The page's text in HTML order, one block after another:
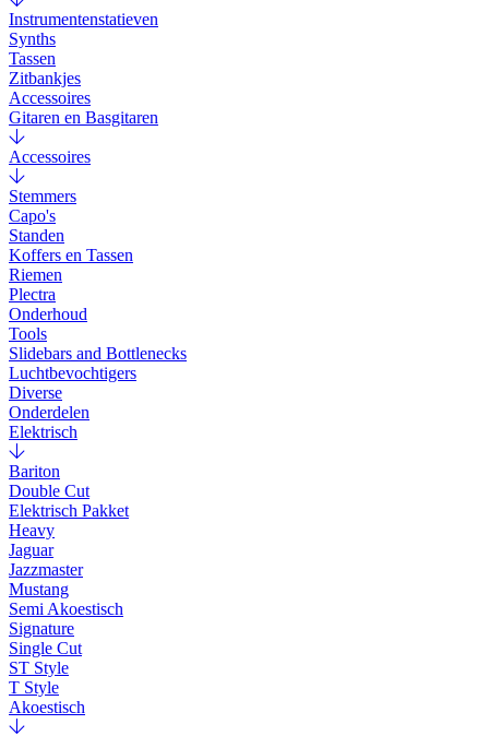
Instrumentenstatieven
Synths
Tassen
Zitbankjes
Accessoires
Gitaren en Basgitaren
Accessoires
Stemmers
Capo's
Standen
Koffers en Tassen
Riemen
Plectra
Onderhoud
Tools
Slidebars and Bottlenecks
Luchtbevochtigers
Diverse
Onderdelen
Elektrisch
Bariton
Double Cut
Elektrisch Pakket
Heavy
Jaguar
Jazzmaster
Mustang
Semi Akoestisch
Signature
Single Cut
ST Style
T Style
Akoestisch